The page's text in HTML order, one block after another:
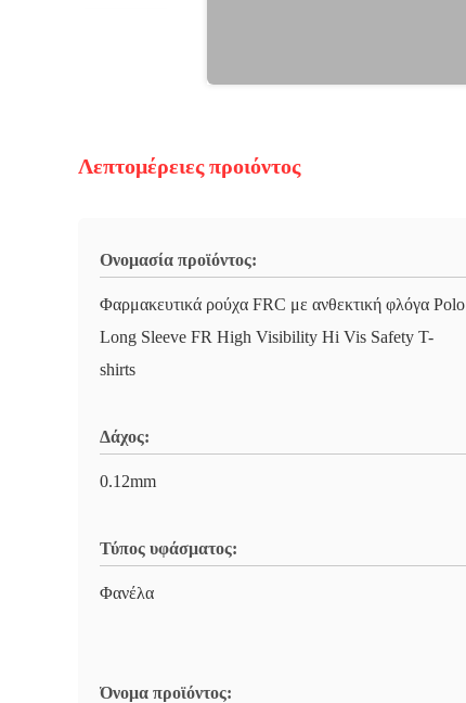
Λεπτομέρειες προιόντος
Ονομασία προϊόντος:
Φαρμακευτικά ρούχα FRC με ανθεκτική φλόγα Polo
Long Sleeve FR High Visibility Hi Vis Safety T-
shirts
Δάχος:
0.12mm
Τύπος υφάσματος:
Φανέλα
Όνομα προϊόντος: